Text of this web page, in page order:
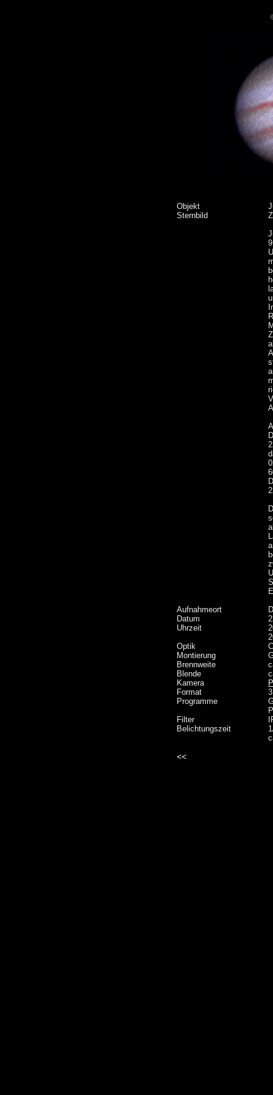
Objekt
Sternbild
Aufnahmeort
Datum
Uhrzeit
Optik
Montierung
Brennweite
Blende
Kamera
Format
Programme
Filter
Belichtungszeit
<<